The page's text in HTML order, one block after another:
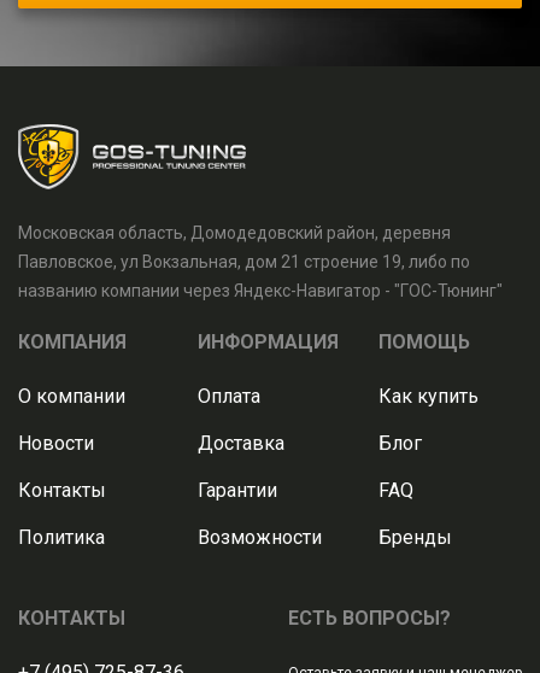
Московская область, Домодедовский район, деревня
Павловское, ул Вокзальная, дом 21 строение 19, либо по
названию компании через Яндекс-Навигатор - "ГОС-Тюнинг"
КОМПАНИЯ
О компании
Новости
Контакты
Политика
ИНФОРМАЦИЯ
Оплата
Доставка
Гарантии
Возможности
ПОМОЩЬ
Как купить
Блог
FAQ
Бренды
КОНТАКТЫ ЕСТЬ ВОПРОСЫ?